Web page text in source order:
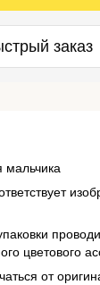
заказ
мальчика
цветового
от